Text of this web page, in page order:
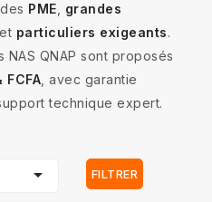
PME
grandes
et particuliers exigeants.
NAS QNAP sont proposés
FCFA , avec garantie
technique expert.
 FILTRER